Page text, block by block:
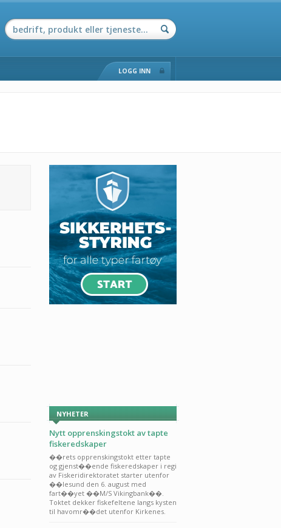
LOGG INN
NYHETER
Nytt opprenskingstokt av tapte
fiskeredskaper
��rets opprenskingstokt etter tapte
og gjenst��ende fiskeredskaper i regi
av Fiskeridirektoratet starter utenfor
��lesund den 6. august med
fart��yet ��M/S Vikingbank��.
Toktet dekker fiskefeltene langs kysten
til havomr��det utenfor Kirkenes.